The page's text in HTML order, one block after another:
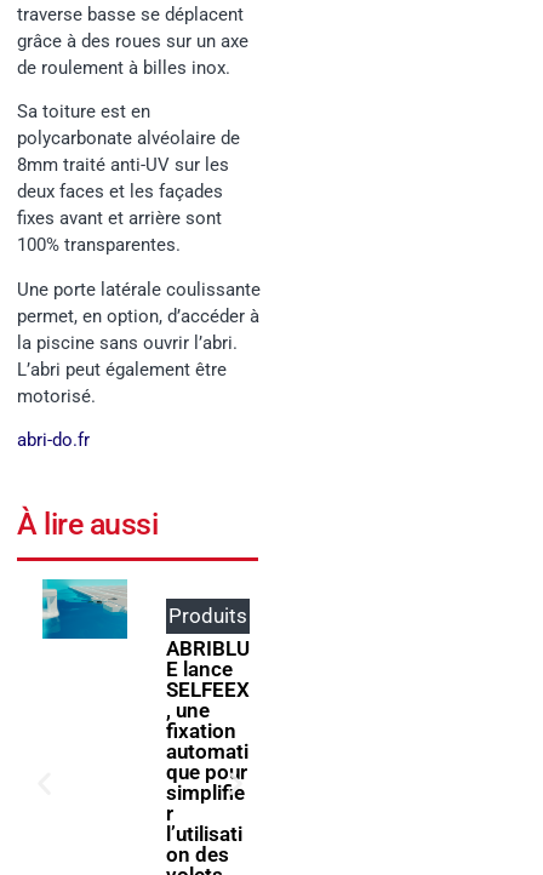
traverse basse se déplacent
grâce à des roues sur un axe
de roulement à billes inox.
Sa toiture est en
polycarbonate alvéolaire de
8mm traité anti-UV sur les
deux faces et les façades
fixes avant et arrière sont
100% transparentes.
Une porte latérale coulissante
permet, en option, d’accéder à
la piscine sans ouvrir l’abri.
L’abri peut également être
motorisé.
abri-do.fr
À lire aussi
Produits
ABRIBLU
E lance
SELFEEX
, une
fixation
automati
que pour
simplifie
l’utilisati
on des